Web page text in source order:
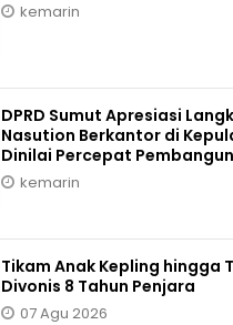
kemarin
DPRD Sumut Apresiasi
Nasution Berkantor di
Dinilai Percepat
kemarin
Tikam Anak Kepling hingga
Divonis 8 Tahun Penjara
07 Agu 2026